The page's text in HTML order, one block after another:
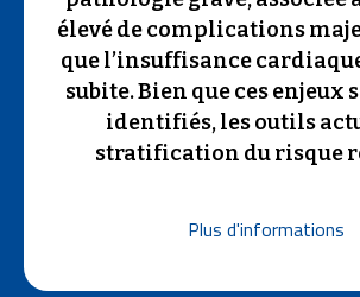
élevé de complications
que l’insuffisance
subite. Bien que ces enjeux
identifiés, les outils
stratification du risque
Plus d'informations